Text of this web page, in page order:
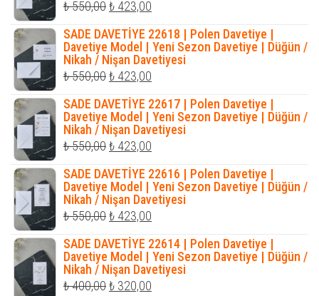
₺550,00Orijinal
fiyat:
₺ 550,00.
₺ 423,00
fiyat:
₺ 423,00.
SADE DAVETİYE 22618 | Polen Davetiye |
Davetiye Model | Yeni Sezon Davetiye | Düğün /
Nikah / Nişan Davetiyesi
₺550,00Orijinal
fiyat:
₺ 550,00.
₺ 423,00
fiyat:
₺ 423,00.
SADE DAVETİYE 22617 | Polen Davetiye |
Davetiye Model | Yeni Sezon Davetiye | Düğün /
Nikah / Nişan Davetiyesi
₺550,00Orijinal
fiyat:
₺ 550,00.
₺ 423,00
fiyat:
₺ 423,00.
SADE DAVETİYE 22616 | Polen Davetiye |
Davetiye Model | Yeni Sezon Davetiye | Düğün /
Nikah / Nişan Davetiyesi
₺550,00Orijinal
fiyat:
₺ 550,00.
₺ 423,00
fiyat:
₺ 423,00.
SADE DAVETİYE 22614 | Polen Davetiye |
Davetiye Model | Yeni Sezon Davetiye | Düğün /
Nikah / Nişan Davetiyesi
₺400,00Orijinal
₺ 320,00